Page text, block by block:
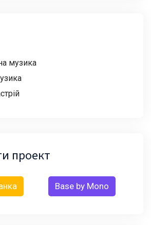
музика
проект
Base by Mono